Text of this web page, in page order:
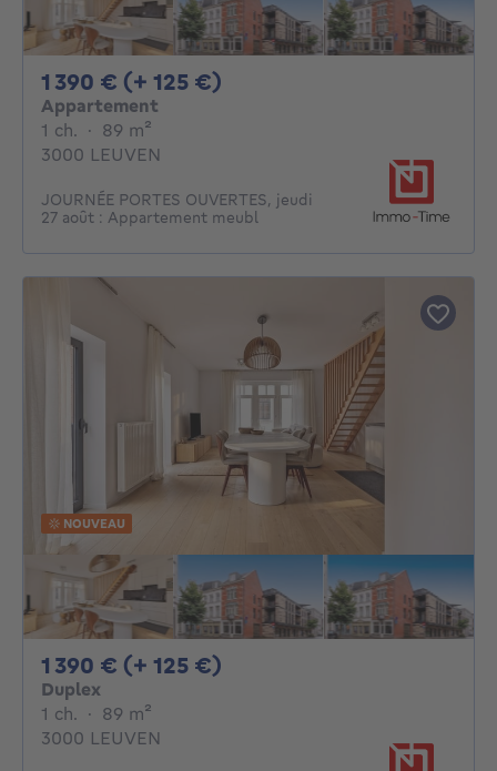
1 390 € (+ 125 €)
Appartement
1 ch. 1 chambre
· 89 m²
3000 LEUVEN
JOURNÉE PORTES OUVERTES, jeudi
27 août : Appartement meubl
NOUVEAU
1 390 € (+ 125 €)
Duplex
1 ch. 1 chambre
· 89 m²
3000 LEUVEN